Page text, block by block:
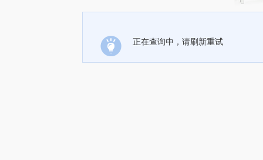
正在查询中，请刷新重试